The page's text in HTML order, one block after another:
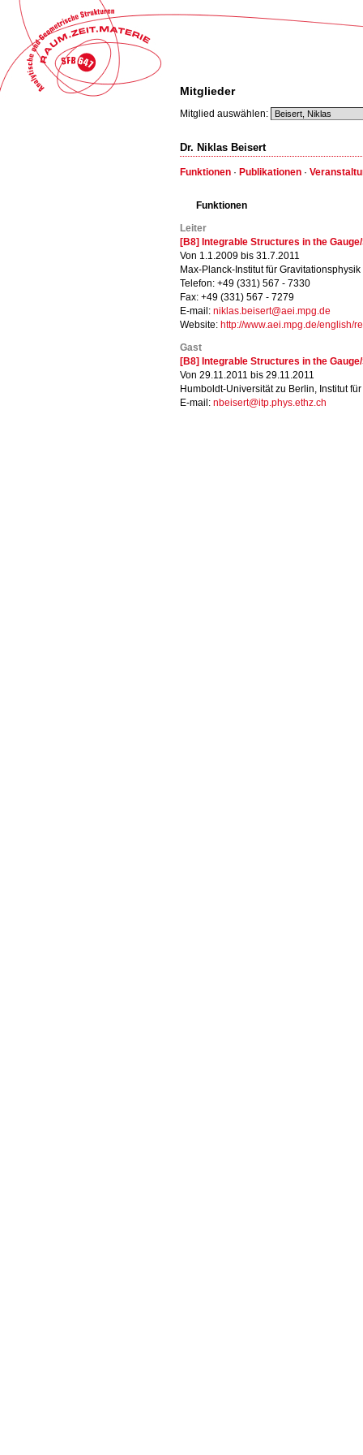
Mitglieder
Mitglied auswählen:
Dr. Niklas Beisert
Funktionen · Publikationen ·
Funktionen
Leiter
[B8] Integrable Structures in the
Von 1.1.2009 bis 31.7.2011
Max-Planck-Institut für
Telefon: +49 (331) 567 - 7330
Fax: +49 (331) 567 - 7279
E-mail: niklas.beisert@aei.mpg.de
Website: http://www.aei.mpg.de/english/
Gast
[B8] Integrable Structures in the
Von 29.11.2011 bis 29.11.2011
Humboldt-Universität zu Berlin, Institut
E-mail: nbeisert@itp.phys.ethz.ch